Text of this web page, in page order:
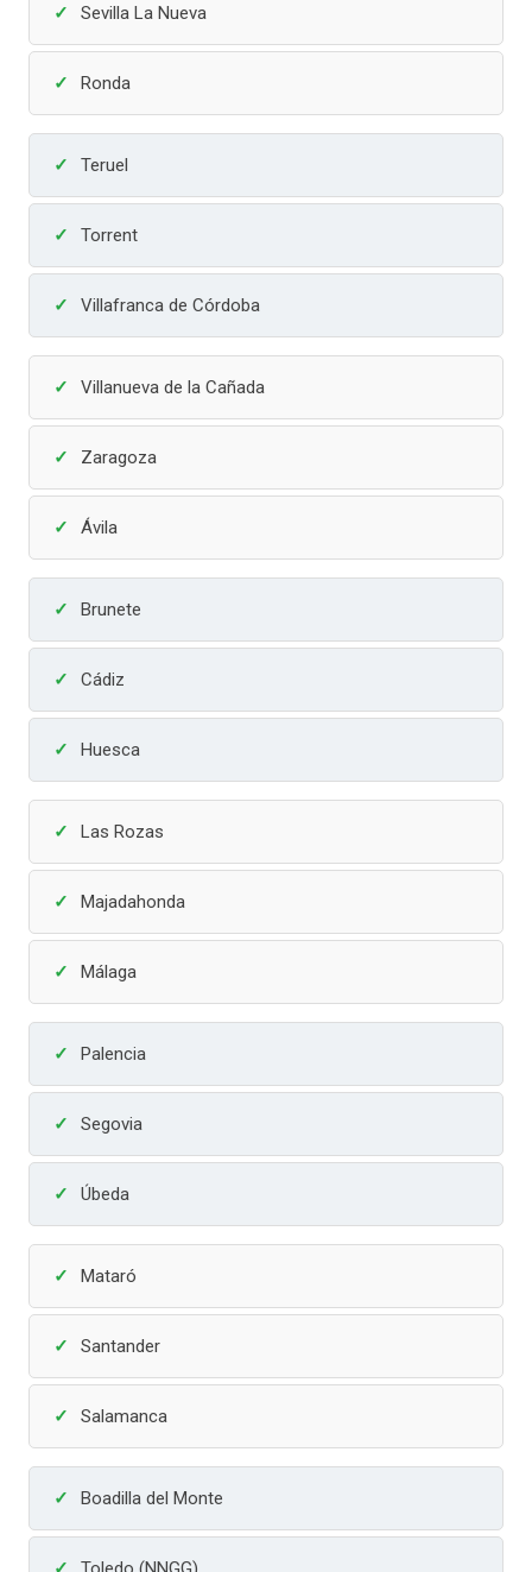
Sevilla La Nueva
Ronda
Teruel
Torrent
Villafranca de Córdoba
Villanueva de la Cañada
Zaragoza
Ávila
Brunete
Cádiz
Huesca
Las Rozas
Majadahonda
Málaga
Palencia
Segovia
Úbeda
Mataró
Santander
Salamanca
Boadilla del Monte